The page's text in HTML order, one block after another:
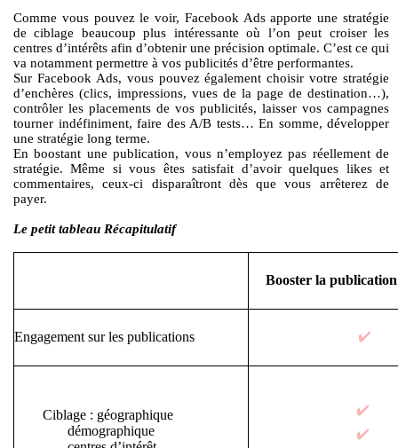
Comme vous pouvez le voir, Facebook Ads apporte une stratégie
de ciblage beaucoup plus intéressante où l’on peut croiser les
centres d’intérêts afin d’obtenir une précision optimale. C’est ce qui
va notamment permettre à vos publicités d’être performantes.
Sur Facebook Ads, vous pouvez également choisir votre stratégie
d’enchères (clics, impressions, vues de la page de destination…),
contrôler les placements de vos publicités, laisser vos campagnes
tourner indéfiniment, faire des A/B tests… En somme, développer
une stratégie long terme.
En boostant une publication, vous n’employez pas réellement de
stratégie. Même si vous êtes satisfait d’avoir quelques likes et
commentaires, ceux-ci disparaîtront dès que vous arrêterez de
payer.
Le petit tableau Récapitulatif
Booster la publication
Engagement sur les publications ✔️
Ciblage : géographique
démographique
✔️
✔️